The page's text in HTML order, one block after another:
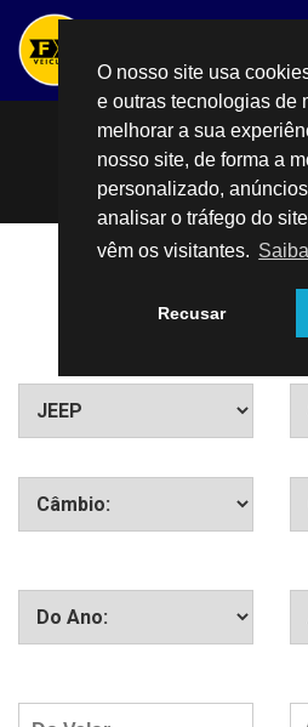
O nosso site usa
e outras tecnologias de
melhorar a sua
nosso site, de forma a
personalizado,
analisar o tráfego do
vêm os visitantes.
Recusar
INÍCIO
ESTOQUE
VENDA SEU
CONHEÇA
CARROS NACIONAIS E
FAÇA UMA
USADO